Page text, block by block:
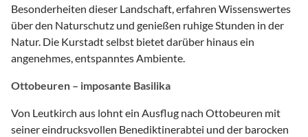
Besonderheiten dieser Landschaft, erfahren Wissenswertes
über den Naturschutz und genießen ruhige Stunden in der
Natur. Die Kurstadt selbst bietet darüber hinaus ein
angenehmes, entspanntes Ambiente.
Ottobeuren – imposante Basilika
Von Leutkirch aus lohnt ein Ausflug nach Ottobeuren mit
seiner eindrucksvollen Benediktinerabtei und der barocken